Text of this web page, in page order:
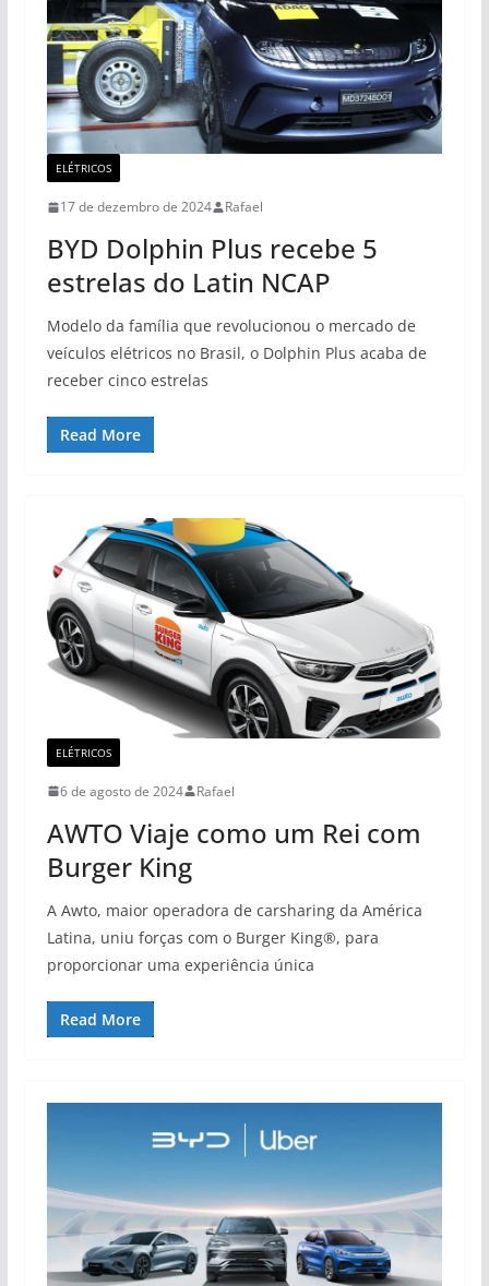
ELÉTRICOS
17 de dezembro de 2024 Rafael
BYD Dolphin Plus recebe 5
estrelas do Latin NCAP
Modelo da família que revolucionou o mercado de
veículos elétricos no Brasil, o Dolphin Plus acaba de
receber cinco estrelas
Read More
ELÉTRICOS
6 de agosto de 2024 Rafael
AWTO Viaje como um Rei com
Burger King
A Awto, maior operadora de carsharing da América
Latina, uniu forças com o Burger King®, para
proporcionar uma experiência única
Read More